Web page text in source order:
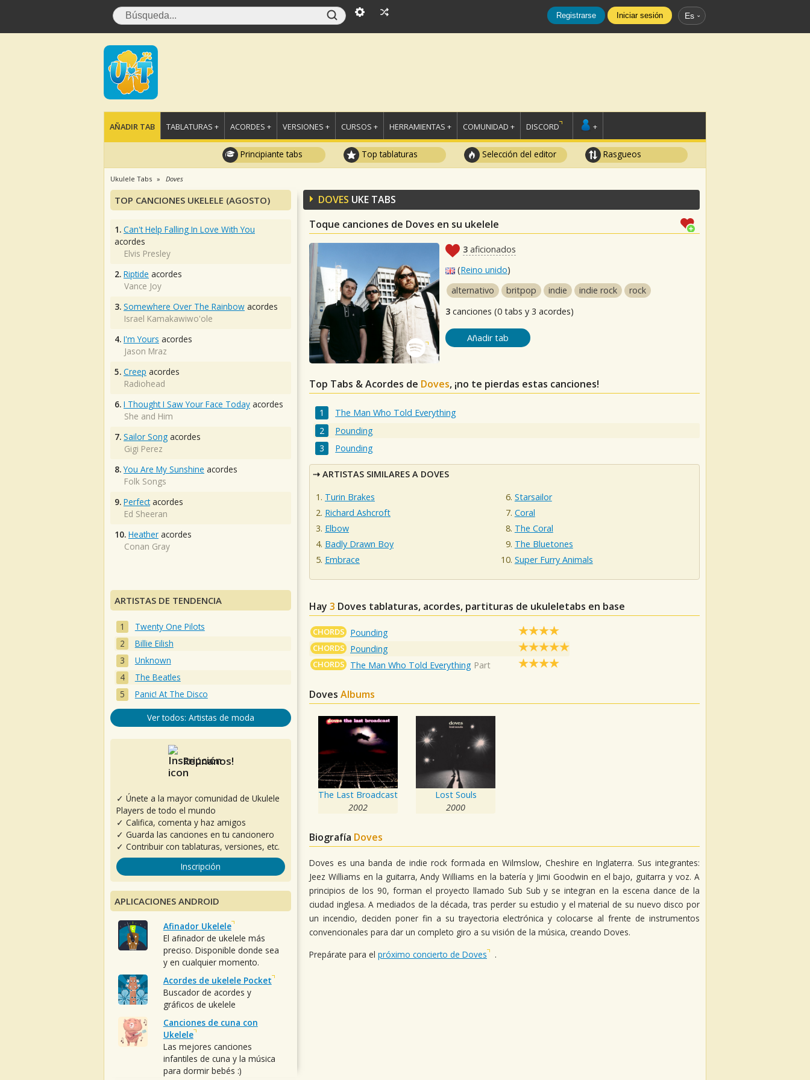
Registrarse Iniciar sesión Es
AÑADIR TAB TABLATURAS + ACORDES + VERSIONES + CURSOS + HERRAMIENTAS + COMUNIDAD + DISCORD +
Principiante tabs Top tablaturas Selección del editor Rasgueos
Ukulele Tabs Doves
DOVES UKE TABS
Toque canciones de Doves en su ukelele
3 aficionados
(Reino unido)
alternativo
britpop indie indie rock
rock
3 canciones (0 tabs y 3 acordes)
Añadir tab
Top Tabs & Acordes de Doves, ¡no te pierdas estas canciones!
The Man Who Told Everything
Pounding
Pounding
ARTISTAS SIMILARES A DOVES
Turin Brakes
Richard Ashcroft
Elbow
Badly Drawn Boy
Embrace
Starsailor
Coral
The Coral
The Bluetones
Super Furry Animals
Hay 3 Doves tablaturas, acordes, partituras de ukuleletabs en base
CHORDS Pounding
CHORDS Pounding
CHORDS The Man Who Told Everything Part
Doves Albums
The Last Broadcast
2002
Lost Souls
2000
Biografía Doves
Doves es una banda de indie rock formada en Wilmslow, Cheshire en Inglaterra. Sus integrantes:
Jeez Williams en la guitarra, Andy Williams en la batería y Jimi Goodwin en el bajo, guitarra y voz. A
principios de los 90, forman el proyecto llamado Sub Sub y se integran en la escena dance de la
ciudad inglesa. A mediados de la década, tras perder su estudio y el material de su nuevo disco por
un incendio, deciden poner fin a su trayectoria electrónica y colocarse al frente de instrumentos
convencionales para dar un completo giro a su visión de la música, creando Doves.
Prepárate para el próximo concierto de Doves .
TOP CANCIONES UKELELE (AGOSTO)
1. Can't Help Falling In Love With You
acordes
Elvis Presley
2. Riptide acordes
Vance Joy
3. Somewhere Over The Rainbow acordes
Israel Kamakawiwo'ole
4. I'm Yours acordes
Jason Mraz
5. Creep acordes
Radiohead
6. I Thought I Saw Your Face Today acordes
She and Him
7. Sailor Song acordes
Gigi Perez
8. You Are My Sunshine acordes
Folk Songs
9. Perfectacordes
Ed Sheeran
10. Heather acordes
Conan Gray
ARTISTAS DE TENDENCIA
Twenty One Pilots
Billie Eilish
Unknown
The Beatles
Panic! At The Disco
Ver todos: Artistas de moda
Reúnanos!
✓ Únete a la mayor comunidad de Ukulele
Players de todo el mundo
✓ Califica, comenta y haz amigos
✓ Guarda las canciones en tu cancionero
✓ Contribuir con tablaturas, versiones, etc.
Inscripción
APLICACIONES ANDROID
Afinador Ukelele
El afinador de ukelele más
preciso. Disponible donde sea
y en cualquier momento.
Acordes de ukelele Pocket
Buscador de acordes y
gráficos de ukelele
Canciones de cuna con
Ukelele
Las mejores canciones
infantiles de cuna y la música
para dormir bebés :)